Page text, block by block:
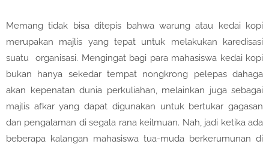
Memang tidak bisa ditepis bahwa warung atau kedai kopi
merupakan majlis yang tepat untuk melakukan karedisasi
suatu organisasi. Mengingat bagi para mahasiswa kedai kopi
bukan hanya sekedar tempat nongkrong pelepas dahaga
akan kepenatan dunia perkuliahan, melainkan juga sebagai
majlis afkar yang dapat digunakan untuk bertukar gagasan
dan pengalaman di segala rana keilmuan. Nah, jadi ketika ada
beberapa kalangan mahasiswa tua-muda berkerumunan di